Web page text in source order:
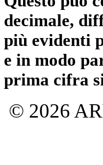
decimale,
più evidenti
e in modo
prima cifra
© 2026